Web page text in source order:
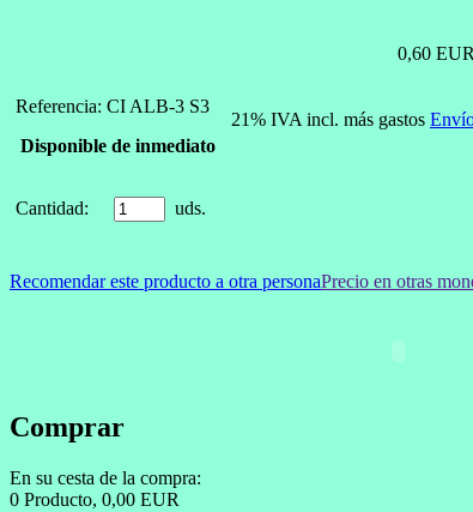
0,60 EUR
Referencia: CI ALB-3 S3
21% IVA incl. más gastos
Disponible de inmediato
Cantidad: uds.
Recomendar este producto a otra personaPrecio en otras
Comprar
En su cesta de la compra:
0 Producto, 0,00 EUR